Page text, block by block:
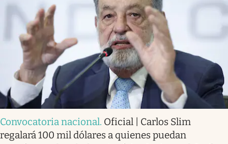
Convocatoria nacional. Oficial | Carlos Slim
regalará 100 mil dólares a quienes puedan